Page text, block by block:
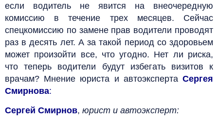
если водитель не явится на внеочередную
комиссию в течение трех месяцев. Сейчас
спецкомиссию по замене прав водители проводят
раз в десять лет. А за такой период со здоровьем
может произойти все, что угодно. Нет ли риска,
что теперь водители будут избегать визитов к
врачам? Мнение юриста и автоэксперта Сергея
Смирнова:
Сергей Смирнов, юрист и автоэксперт: